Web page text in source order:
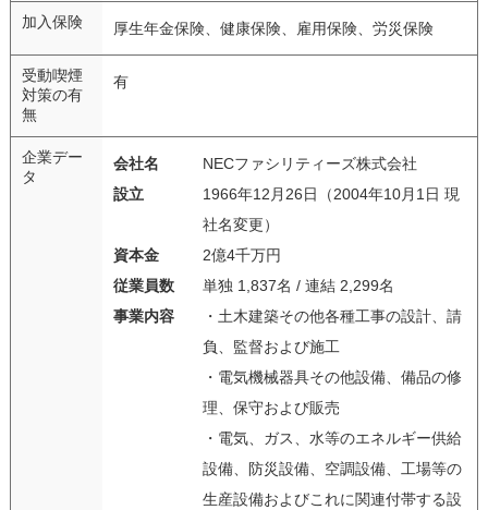
加入保険 厚生年金保険、健康保険、雇用保険、労災保険
受動喫煙
対策の有
無
有
企業デー
タ
会社名
NECファシリティーズ株式会社
設立
1966年12月26日（2004年10月1日 現
社名変更）
資本金
2億4千万円
従業員数
単独 1,837名 / 連結 2,299名
事業内容
・土木建築その他各種工事の設計、請
負、監督および施工
・電気機械器具その他設備、備品の修
理、保守および販売
・電気、ガス、水等のエネルギー供給
設備、防災設備、空調設備、工場等の
生産設備およびこれに関連付帯する設